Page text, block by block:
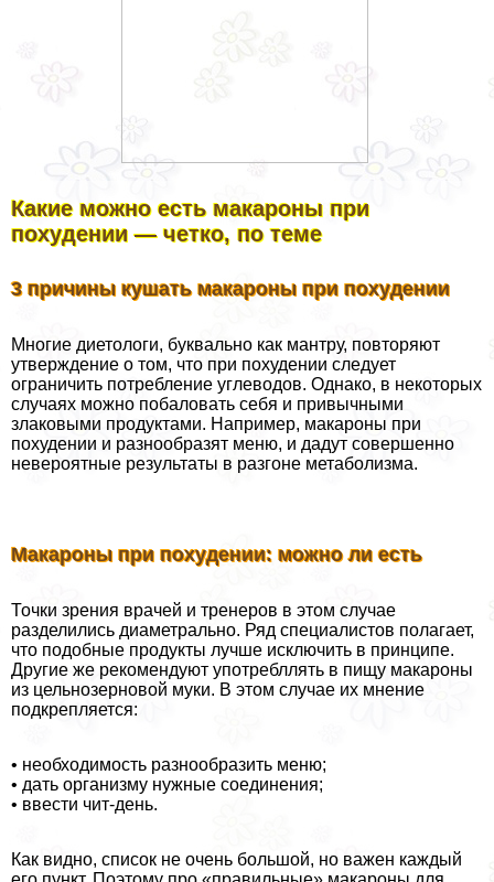
Какие можно есть макароны при
похудении — четко, по теме
3 причины кушать макароны при похудении
Многие диетологи, буквально как мантру, повторяют
утверждение о том, что при похудении следует
ограничить потрeбление углеводов. Однако, в некоторых
случаях можно побаловать себя и привычными
злаковыми продуктами. Например, макароны при
похудении и разнообразят меню, и дадут совершенно
невероятные результаты в разгоне метаболизма.
Макароны при похудении: можно ли есть
Точки зрения врачей и тренеров в этом случае
разделились диаметрально. Ряд специалистов полагает,
что подобные продукты лучше исключить в принципе.
Другие же рекомендуют употрeбллять в пищу макароны
из цельнозерновой муки. В этом случае их мнение
подкрепляется:
• необходимость разнообразить меню;
• дать организму нужные соединения;
• ввести чит-день.
Как видно, список не очень большой, но важен каждый